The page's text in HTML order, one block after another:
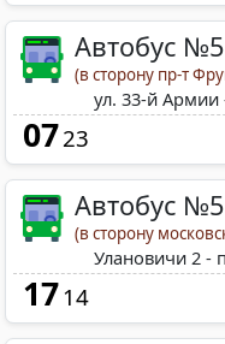
Автобус №5
(в сторону пр-т
ул. 33-й Армии
0723
Автобус №5
(в сторону
Улановичи 2 -
17 14